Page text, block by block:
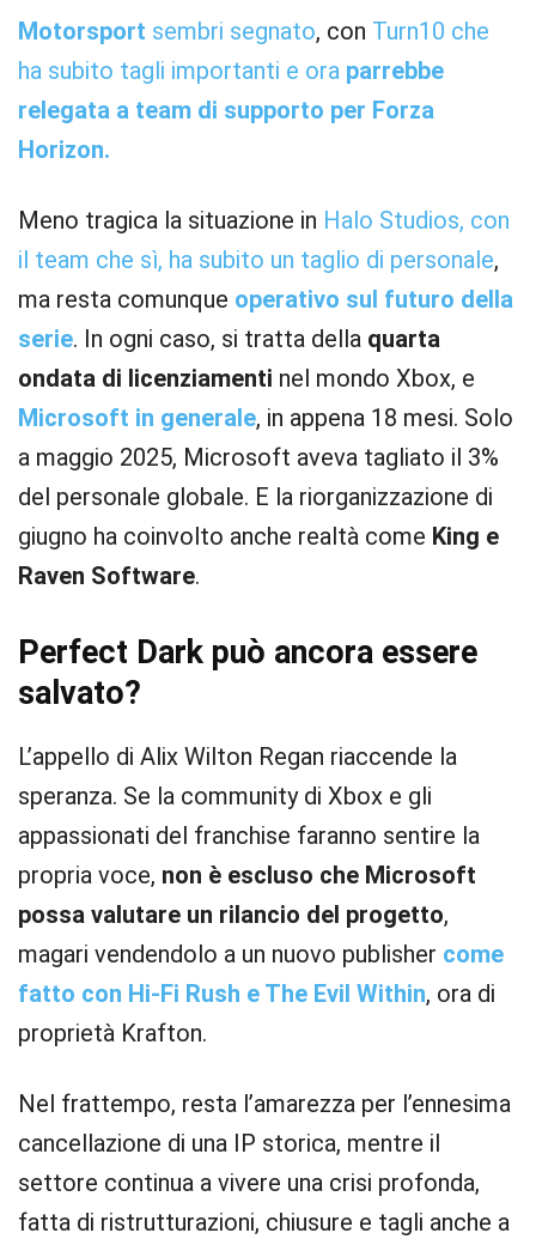
Motorsport sembri segnato, con Turn10 che
ha subito tagli importanti e ora parrebbe
relegata a team di supporto per Forza
Horizon.
Meno tragica la situazione in Halo Studios, con
il team che sì, ha subito un taglio di personale,
ma resta comunque operativo sul futuro della
serie. In ogni caso, si tratta della quarta
ondata di licenziamenti nel mondo Xbox, e
Microsoft in generale, in appena 18 mesi. Solo
a maggio 2025, Microsoft aveva tagliato il 3%
del personale globale. E la riorganizzazione di
giugno ha coinvolto anche realtà come King e
Raven Software.
Perfect Dark può ancora essere
salvato?
L’appello di Alix Wilton Regan riaccende la
speranza. Se la community di Xbox e gli
appassionati del franchise faranno sentire la
propria voce, non è escluso che Microsoft
possa valutare un rilancio del progetto,
magari vendendolo a un nuovo publisher come
fatto con Hi-Fi Rush e The Evil Within, ora di
proprietà Krafton.
Nel frattempo, resta l’amarezza per l’ennesima
cancellazione di una IP storica, mentre il
settore continua a vivere una crisi profonda,
fatta di ristrutturazioni, chiusure e tagli anche a